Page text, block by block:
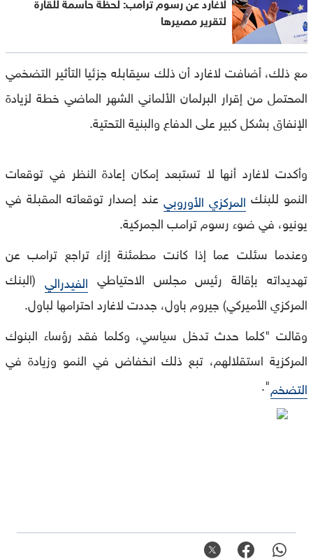
لتقرير مصيرها
مع ذلك، أضافت لاغارد أن ذلك سيقابله جزئيا التأثير التضخمي
المحتمل من إقرار البرلمان الألماني الشهر الماضي خطة لزيادة
الإنفاق بشكل كبير على الدفاع والبنية التحتية.
وأكدت لاغارد أنها لا تستبعد إمكان إعادة النظر في توقعات
النمو للبنك المركزي الأوروبي عند إصدار توقعاته المقبلة في
يونيو، في ضوء رسوم ترامب الجمركية.
وعندما سئلت عما إذا كانت مطمئنة إزاء تراجع ترامب عن
تهديداته بإقالة رئيس مجلس الاحتياطي الفيدرالي (البنك
المركزي الأميركي) جيروم باول، جددت لاغارد احترامها لباول.
وقالت "كلما حدث تدخل سياسي، وكلما فقد رؤساء البنوك
المركزية استقلالهم، تبع ذلك انخفاض في النمو وزيادة في
التضخم".